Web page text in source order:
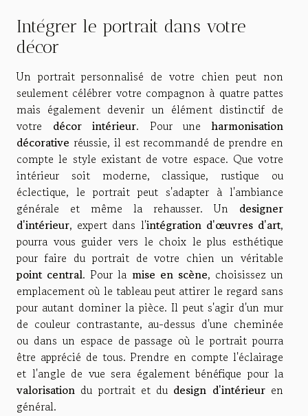
Intégrer le portrait dans votre
décor
Un portrait personnalisé de votre chien peut non
seulement célébrer votre compagnon à quatre pattes
mais également devenir un élément distinctif de
votre décor intérieur. Pour uneharmonisation
décorative réussie, il est recommandé de prendre en
compte le style existant de votre espace. Que votre
intérieur soit moderne, classique, rustique ou
éclectique, le portrait peut s'adapter à l'ambiance
générale et même la rehausser. Un designer
d'intérieur, expert dans l'intégration d'œuvres d'art,
pourra vous guider vers le choix le plus esthétique
pour faire du portrait de votre chien un véritable
point central. Pour la mise en scène, choisissez un
emplacement où le tableau peut attirer le regard sans
pour autant dominer la pièce. Il peut s'agir d'un mur
de couleur contrastante, au-dessus d'une cheminée
ou dans un espace de passage où le portrait pourra
être apprécié de tous. Prendre en compte l'éclairage
et l'angle de vue sera également bénéfique pour la
valorisation du portrait et du design d'intérieuren
général.